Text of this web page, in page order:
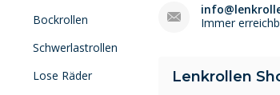
Bockrollen
Schwerlastrollen
Lose Räder
Immer
Lenkrollen